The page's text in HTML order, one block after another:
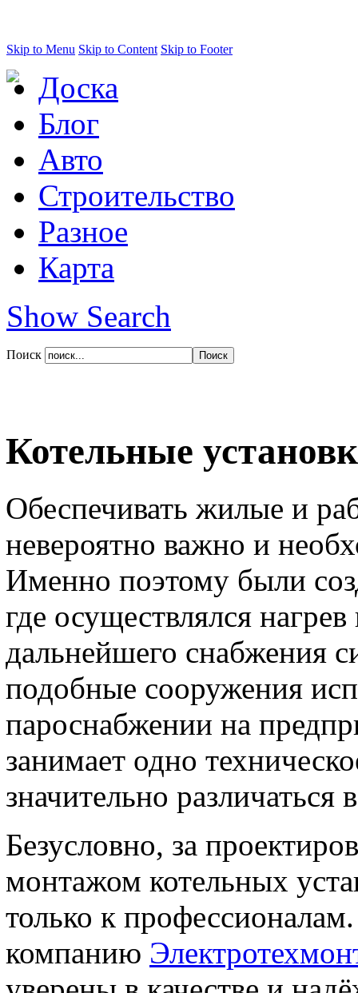
Skip to Menu Skip to Content Skip to Footer
Доска
Блог
Авто
Строительство
Разное
Карта
Show Search
Поиск
Котельные
Обеспечивать жилые и
невероятно важно и
Именно поэтому были
где осуществлялся
дальнейшего снабжения
подобные сооружения
пароснабжении на
занимает одно
значительно различаться
Безусловно, за
монтажом котельных
только к
компанию